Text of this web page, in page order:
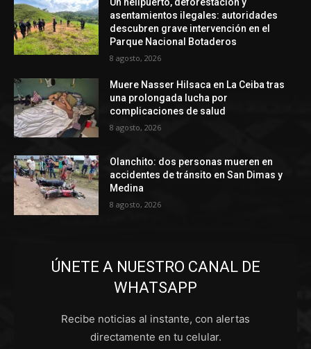
asentamientos ilegales: autoridades
descubren grave intervención en el
Parque Nacional Botaderos
8 agosto, 2026
Muere Nasser Hilsaca en La Ceiba tras
una prolongada lucha por
complicaciones de salud
8 agosto, 2026
Olanchito: dos personas mueren en
accidentes de tránsito en San Dimas y
Medina
8 agosto, 2026
ÚNETE A NUESTRO CANAL DE
WHATSAPP
Recibe noticias al instante, con alertas
directamente en tu celular.